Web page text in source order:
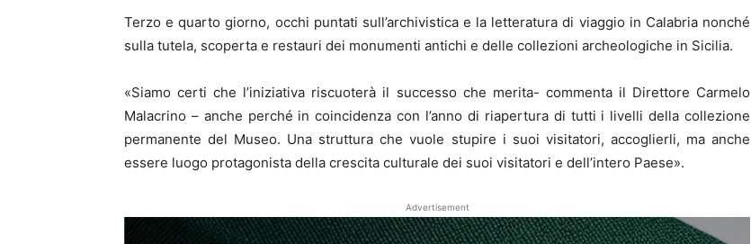
Terzo e quarto giorno, occhi puntati sull’archivistica e la letteratura di viaggio in Calabria nonché
sulla tutela, scoperta e restauri dei monumenti antichi e delle collezioni archeologiche in Sicilia.
«Siamo certi che l’iniziativa riscuoterà il successo che merita- commenta il Direttore Carmelo
Malacrino – anche perché in coincidenza con l’anno di riapertura di tutti i livelli della collezione
permanente del Museo. Una struttura che vuole stupire i suoi visitatori, accoglierli, ma anche
essere luogo protagonista della crescita culturale dei suoi visitatori e dell’intero Paese».
Advertisement